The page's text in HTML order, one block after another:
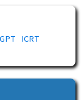
ICRT